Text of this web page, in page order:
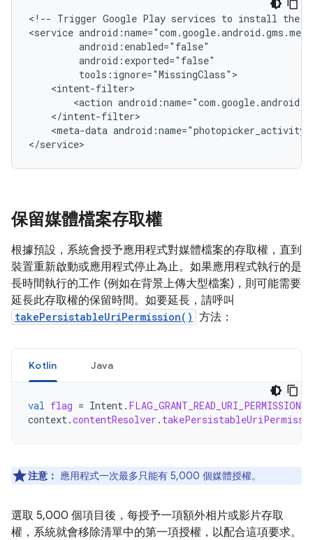
<!-- Trigger Google Play services to install the
<service
<action
<meta-data
保留媒體檔案存取權
根據預設，系統會授予應用程式對媒體檔案的存取權，直到
裝置重新啟動或應用程式停止為止。如果應用程式執行的是
長時間執行的工作 (例如在背景上傳大型檔案)，則可能需要
延長此存取權的保留時間。如要延長，請呼叫
takePersistableUriPermission() 方法：
Kotlin Java
val flag = Intent. FLAG_GRANT_READ_URI_PERMISSION
context.contentResolver .
注意： 應用程式一次最多只能有 5,000 個媒體授權。
選取 5,000 個項目後，每授予一項額外相片或影片存取
權，系統就會移除清單中的第一項授權，以配合這項要求。